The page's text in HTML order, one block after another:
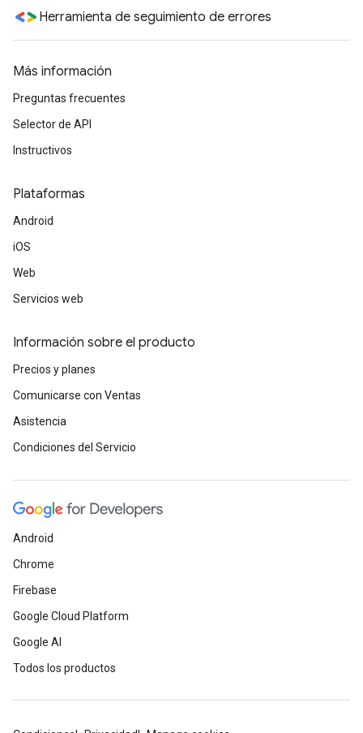
Herramienta de seguimiento de errores
Más información
Preguntas frecuentes
Selector de API
Instructivos
Plataformas
Android
iOS
Web
Servicios web
Información sobre el producto
Precios y planes
Comunicarse con Ventas
Asistencia
Condiciones del Servicio
Android
Chrome
Firebase
Google Cloud Platform
Google AI
Todos los productos